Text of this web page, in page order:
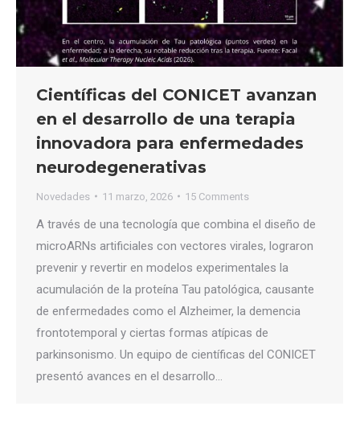
Científicas del CONICET avanzan
en el desarrollo de una terapia
innovadora para enfermedades
neurodegenerativas
Novedades 11 marzo, 2026 15 Comments
A través de una tecnología que combina el diseño de
microARNs artificiales con vectores virales, lograron
prevenir y revertir en modelos experimentales la
acumulación de la proteína Tau patológica, causante
de enfermedades como el Alzheimer, la demencia
frontotemporal y ciertas formas atípicas de
parkinsonismo. Un equipo de científicas del CONICET
presentó avances en el desarrollo…